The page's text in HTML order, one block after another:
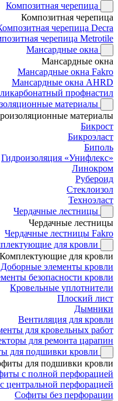
Композитная черепица
Композитная черепица
черепица Decra
черепица Metrotile
Мансардные окна
Мансардные окна
Мансардные окна Fakro
Мансардные окна AHRD
профнастил
материалы
материалы
Бикрост
Бикроэласт
Биполь
Гидроизоляция «Унифлекс»
Линокром
Рубероид
Стеклоизол
Техноэласт
Чердачные лестницы
Чердачные лестницы
Чердачные лестницы Fakro
для кровли
Комплектующие для кровли
Доборные элементы кровли
безопасности кровли
Кровельные уплотнители
Плоский лист
Дымники
Вентиляция для кровли
для кровельных работ
для ремонта царапин
для подшивки кровли
для подшивки кровли
с полной перфорацией
центральной перфорацией
Софиты без перфорации